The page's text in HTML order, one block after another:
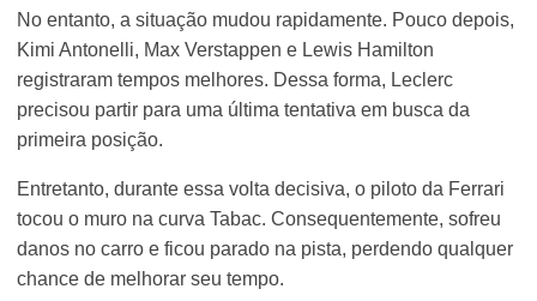
No entanto, a situação mudou rapidamente. Pouco depois,
Kimi Antonelli, Max Verstappen e Lewis Hamilton
registraram tempos melhores. Dessa forma, Leclerc
precisou partir para uma última tentativa em busca da
primeira posição.
Entretanto, durante essa volta decisiva, o piloto da Ferrari
tocou o muro na curva Tabac. Consequentemente, sofreu
danos no carro e ficou parado na pista, perdendo qualquer
chance de melhorar seu tempo.